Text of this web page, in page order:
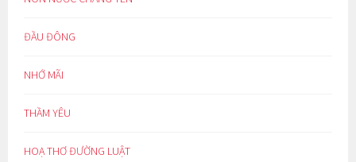
ĐẦU ĐÔNG
NHỚ MÃI
THẦM YÊU
HOẠ THƠ ĐƯỜNG LUẬT